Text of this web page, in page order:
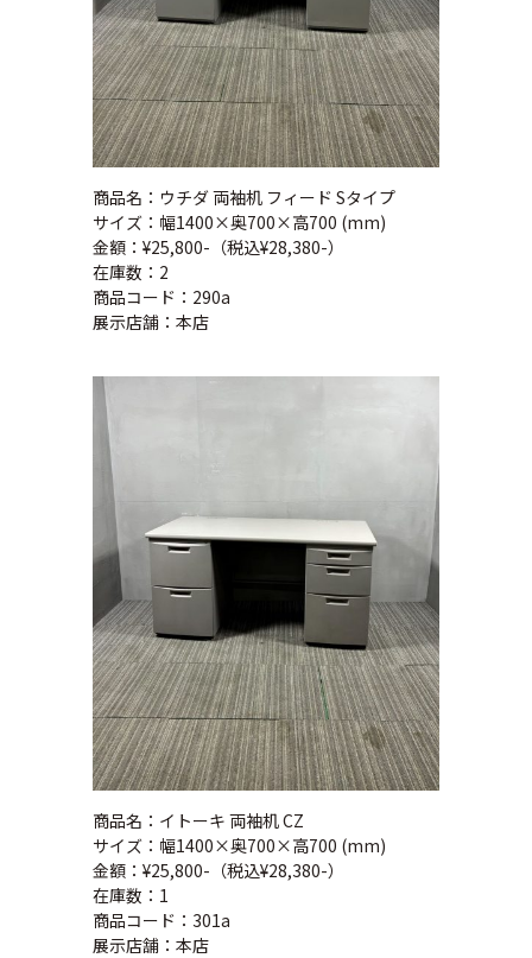
商品名：ウチダ 両袖机 フィード Sタイプ
サイズ：幅1400×奥700×高700 (mm)
金額：¥25,800-（税込¥28,380-）
在庫数：2
商品コード：290a
展示店舗：本店
商品名：イトーキ 両袖机 CZ
サイズ：幅1400×奥700×高700 (mm)
金額：¥25,800-（税込¥28,380-）
在庫数：1
商品コード：301a
展示店舗：本店